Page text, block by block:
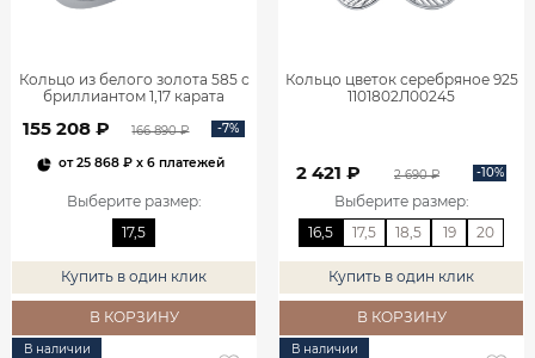
Кольцо из белого золота 585 с
бриллиантом 1,17 карата
155 208 ₽ 166 890 ₽ -7%
от25 868 ₽x 6 платежей
Выберите размер:
17,5
Купить в один клик
В КОРЗИНУ
Кольцо цветок серебряное 925
1101802Л00245
2 421 ₽ 2 690 ₽ -10%
Выберите размер:
16,5
17,5 18,5 19 20
Купить в один клик
В КОРЗИНУ
В наличии В наличии